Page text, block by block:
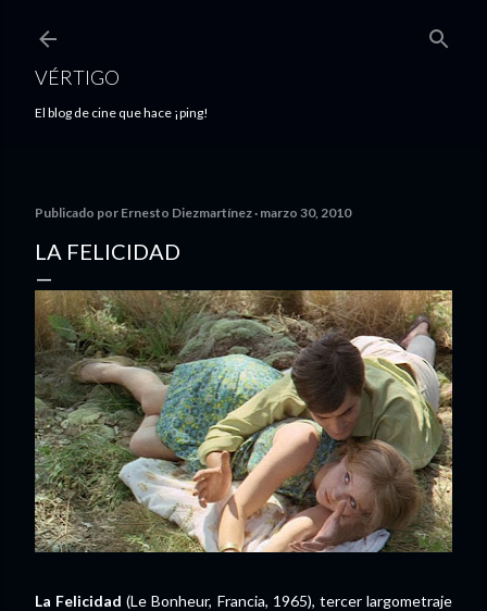
VÉRTIGO
El blog de cine que hace ¡ping!
Publicado por Ernesto Diezmartínez marzo 30, 2010
LA FELICIDAD
La Felicidad (Le Bonheur, Francia, 1965), tercer largometraje